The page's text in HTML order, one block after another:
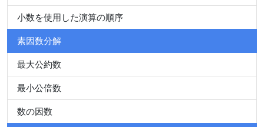
小数を使用した演算の順序
素因数分解
最大公約数
最小公倍数
数の因数